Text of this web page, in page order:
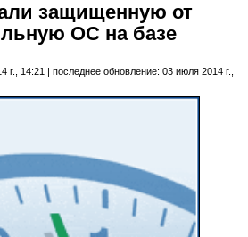
защищенную от
ОС на базе
г., 14:21 | последнее обновление: 03 июля 2014 г.,